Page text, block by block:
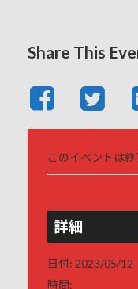
Share This
このイベントは終
詳細
日付: 2023/05/12
時間: